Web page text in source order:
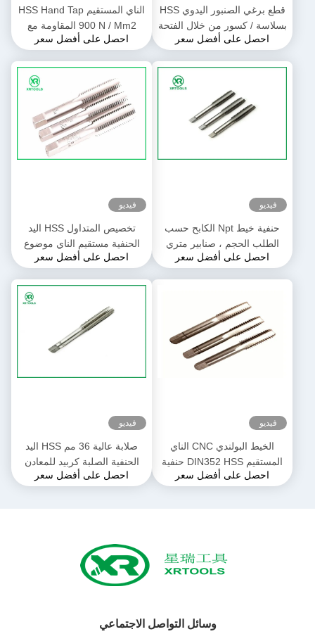
قطع برغي الصنبور اليدوي HSS
بسلاسة / كسور من خلال الفتحة
احصل على أفضل سعر
الناي المستقيم HSS Hand Tap
900 N / Mm2 المقاومة مع
لمسة نهائية مشرقة
احصل على أفضل سعر
فيديو
حنفية خيط Npt الكابح حسب
الطلب الحجم ، صنابير متري
طويلة من سبائك المغنيسيوم
احصل على أفضل سعر
فيديو
تخصيص المتداول HSS اليد
الحنفية مستقيم الناي موضوع
سبائك الصلب المواد
احصل على أفضل سعر
فيديو
الخيط البولندي CNC الناي
المستقيم DIN352 HSS حنفية
يدوية
احصل على أفضل سعر
فيديو
صلابة عالية 36 مم HSS اليد
الحنفية الصلبة كربيد للمعادن
بالحرارة
احصل على أفضل سعر
وسائل التواصل الاجتماعي